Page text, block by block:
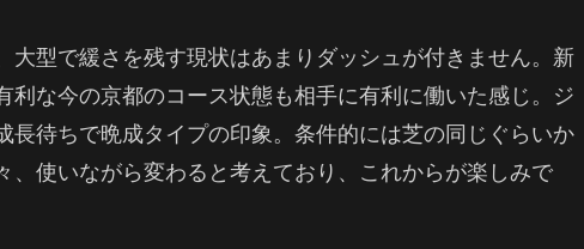
型で緩さを残す現状はあまりダッシュが付きません。新
利な今の京都のコース状態も相手に有利に働いた感じ。ジ
長待ちで晩成タイプの印象。条件的には芝の同じぐらいか
、使いながら変わると考えており、これからが楽しみで